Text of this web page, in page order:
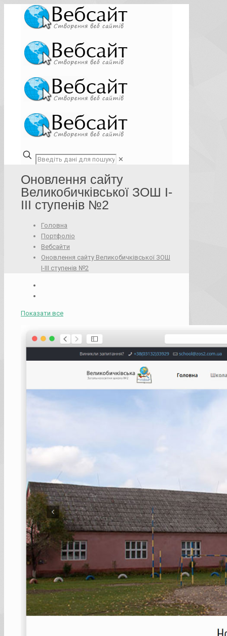
✕
Оновлення сайту
Великобичківської ЗОШ І-
ІІІ ступенів №2
Головна
Портфоліо
Вебсайти
Оновлення сайту Великобичківської ЗОШ
І-ІІІ ступенів №2
Показати все